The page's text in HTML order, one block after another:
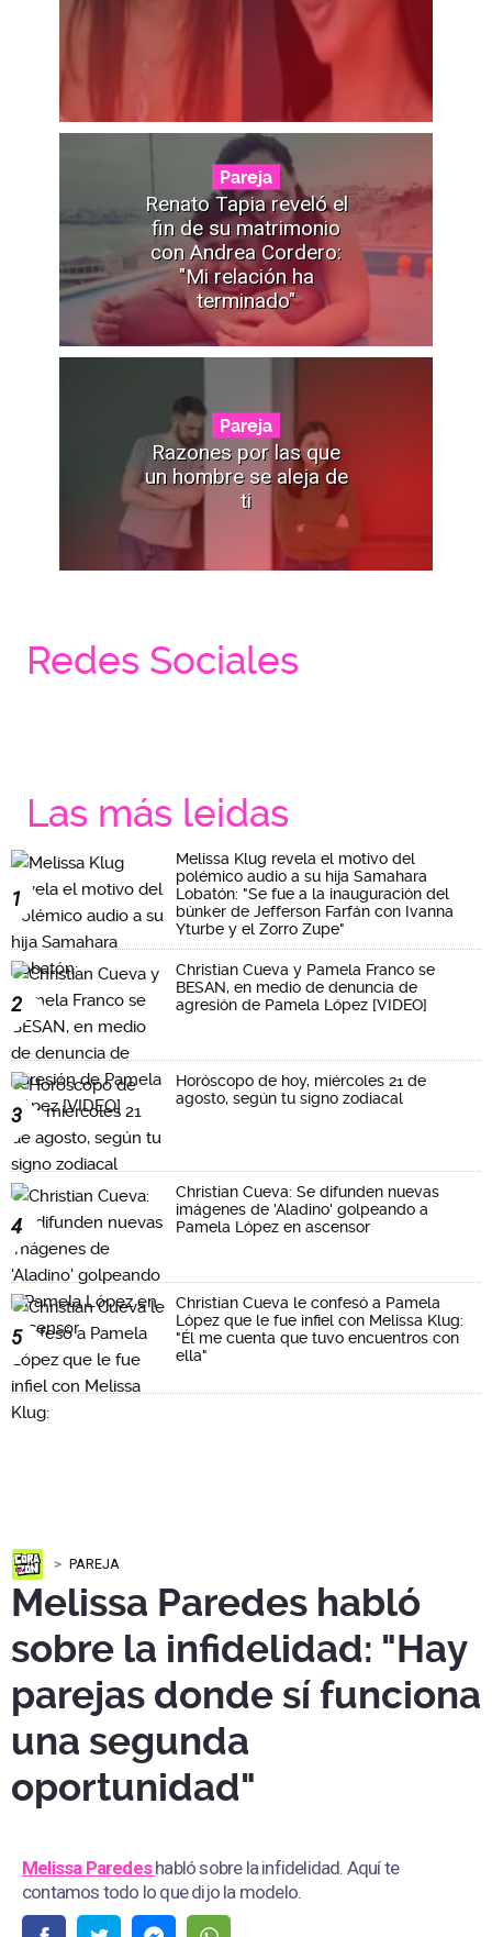
Pareja
Renato Tapia reveló el
fin de su matrimonio
con Andrea Cordero:
"Mi relación ha
terminado"
Pareja
Razones por las que
un hombre se aleja de
ti
Redes Sociales
Las más leidas
1
Melissa Klug revela el motivo del
polémico audio a su hija Samahara
Lobatón: "Se fue a la inauguración del
búnker de Jefferson Farfán con Ivanna
Yturbe y el Zorro Zupe"
2
Christian Cueva y Pamela Franco se
BESAN, en medio de denuncia de
agresión de Pamela López [VIDEO]
3
Horóscopo de hoy, miércoles 21 de
agosto, según tu signo zodiacal
4
Christian Cueva: Se difunden nuevas
imágenes de 'Aladino' golpeando a
Pamela López en ascensor
5
Christian Cueva le confesó a Pamela
López que le fue infiel con Melissa Klug:
"Él me cuenta que tuvo encuentros con
ella"
PAREJA
Melissa Paredes habló
sobre la infidelidad: "Hay
parejas donde sí funciona
una segunda
oportunidad"
Melissa Paredeshabló sobre la infidelidad. Aquí te
contamos todo lo que dijo la modelo.